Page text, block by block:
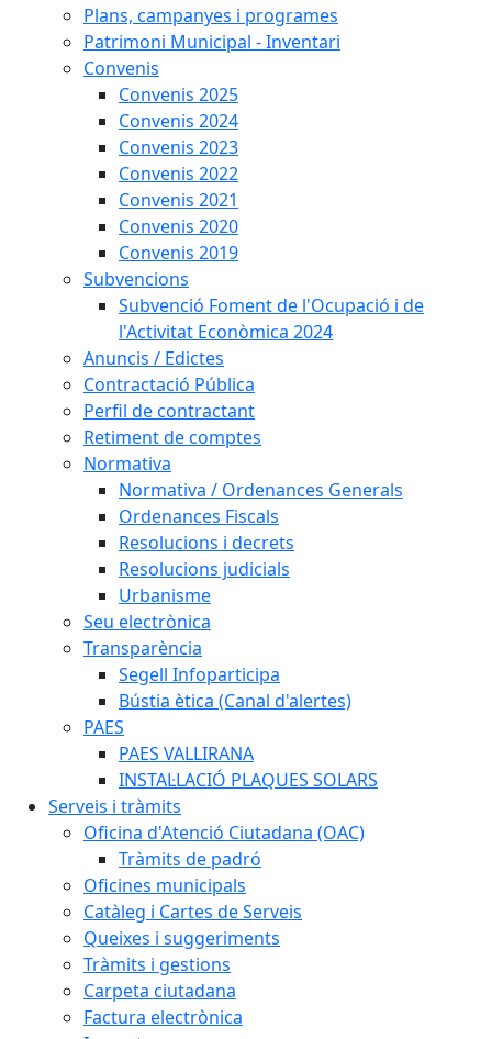
Plans, campanyes i programes
Patrimoni Municipal - Inventari
Convenis
Convenis 2025
Convenis 2024
Convenis 2023
Convenis 2022
Convenis 2021
Convenis 2020
Convenis 2019
Subvencions
Subvenció Foment de l'Ocupació i de
l'Activitat Econòmica 2024
Anuncis / Edictes
Contractació Pública
Perfil de contractant
Retiment de comptes
Normativa
Normativa / Ordenances Generals
Ordenances Fiscals
Resolucions i decrets
Resolucions judicials
Urbanisme
Seu electrònica
Transparència
Segell Infoparticipa
Bústia ètica (Canal d'alertes)
PAES
PAES VALLIRANA
INSTAL·LACIÓ PLAQUES SOLARS
Serveis i tràmits
Oficina d'Atenció Ciutadana (OAC)
Tràmits de padró
Oficines municipals
Catàleg i Cartes de Serveis
Queixes i suggeriments
Tràmits i gestions
Carpeta ciutadana
Factura electrònica